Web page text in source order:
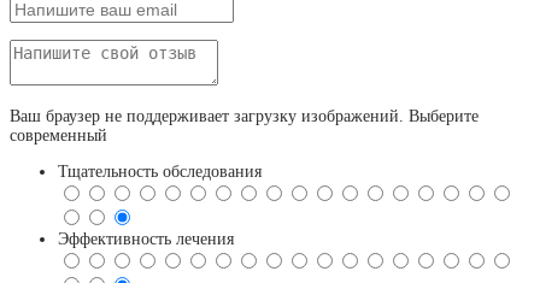
Ваш браузер не поддерживает загрузку изображений. Выберите
современный
Тщательность обследования
Эффективность лечения